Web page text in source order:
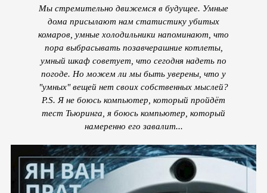
Мы стремительно движемся в будущее. Умные
дома присылают нам статистику убитых
комаров, умные холодильники напоминают, что
пора выбрасывать позавчерашние котлеты,
умный шкаф советует, что сегодня надеть по
погоде. Но можем ли мы быть уверены, что у
"умных" вещей нет своих собственных мыслей?
P.S. Я не боюсь компьютер, который пройдёт
тест Тьюринга, я боюсь компьютер, который
намеренно его завалит...